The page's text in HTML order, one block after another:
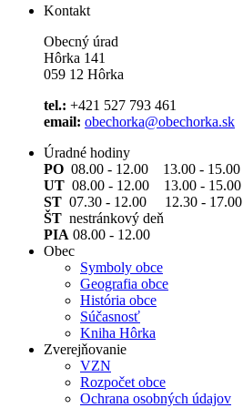
Kontakt
Obecný úrad
Hôrka 141
059 12 Hôrka
tel.: +421 527 793 461
email: obechorka@obechorka.sk
Úradné hodiny
PO 08.00 - 12.00 13.00 - 15.00
UT 08.00 - 12.00 13.00 - 15.00
ST 07.30 - 12.00 12.30 - 17.00
ŠT nestránkový deň
PIA 08.00 - 12.00
Obec
Symboly obce
Geografia obce
História obce
Súčasnosť
Kniha Hôrka
Zverejňovanie
VZN
Rozpočet obce
Ochrana osobných údajov